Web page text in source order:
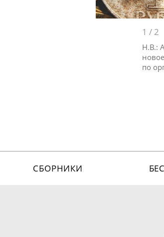
1 / 2
Н.В.:
по
СБОРНИКИ